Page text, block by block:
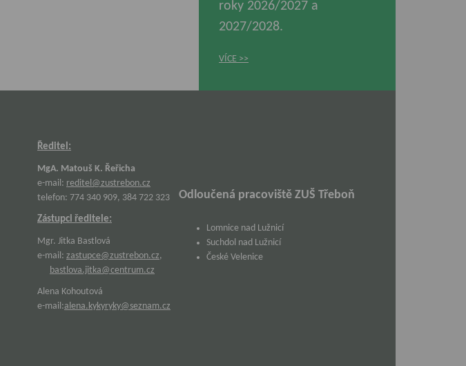
roky 2026/2027 a
2027/2028.
VÍCE
Ředitel:
MgA. Matouš K. Řeřicha
e-mail: reditel@zustrebon.cz
telefon: 774 340 909, 384 722 323
Zástupci ředitele:
Mgr. Jitka Bastlová
e-mail: zastupce@zustrebon.cz,
bastlova.jitka@centrum.cz
Alena Kohoutová
e-mail:alena.kykyryky@seznam.cz
Odloučená pracoviště ZUŠ Třeboň
Lomnice nad Lužnicí
Suchdol nad Lužnicí
České Velenice